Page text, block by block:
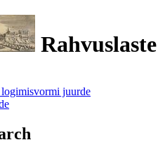
logimisvormi juurde